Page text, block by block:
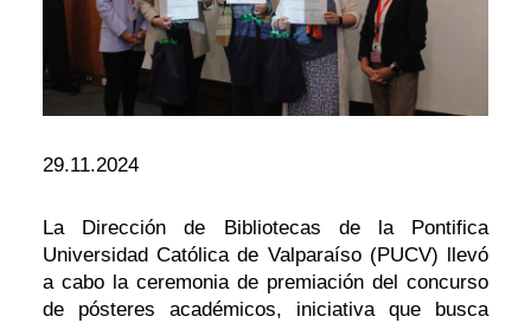
29.11.2024
La Dirección de Bibliotecas de la Pontifica
Universidad Católica de Valparaíso (PUCV) llevó
a cabo la ceremonia de premiación del concurso
de pósteres académicos, iniciativa que busca